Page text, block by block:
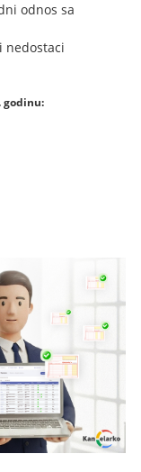
odnos sa
nedostaci
godinu: